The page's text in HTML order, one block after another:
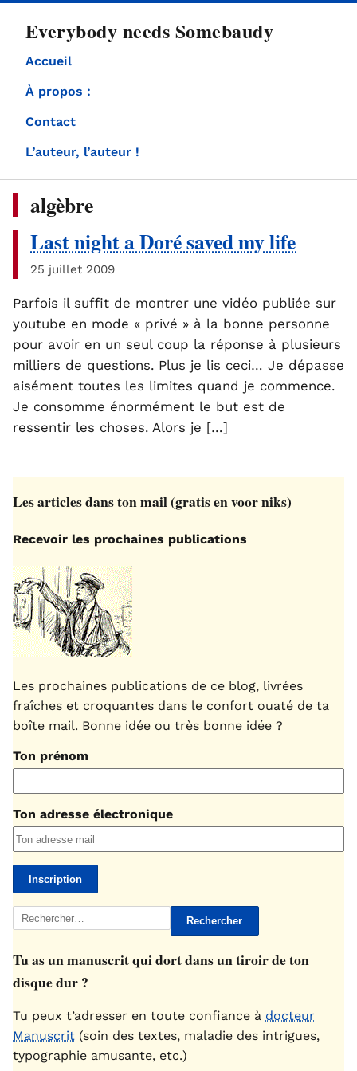
Everybody needs Somebaudy
Accueil
À propos :
Contact
L’auteur, l’auteur !
algèbre
Last night a Doré saved my life
25 juillet 2009
Parfois il suffit de montrer une vidéo publiée sur
youtube en mode « privé » à la bonne personne
pour avoir en un seul coup la réponse à plusieurs
milliers de questions. Plus je lis ceci… Je dépasse
aisément toutes les limites quand je commence.
Je consomme énormément le but est de
ressentir les choses. Alors je […]
Les articles dans ton mail (gratis en voor niks)
Recevoir les prochaines publications
Les prochaines publications de ce blog, livrées
fraîches et croquantes dans le confort ouaté de ta
boîte mail. Bonne idée ou très bonne idée ?
Ton prénom
Ton adresse électronique
Rechercher :
Tu as un manuscrit qui dort dans un tiroir de ton
disque dur ?
Tu peux t’adresser en toute confiance à docteur
Manuscrit (soin des textes, maladie des intrigues,
typographie amusante, etc.)